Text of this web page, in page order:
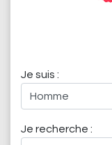
Je suis :
Je recherche :